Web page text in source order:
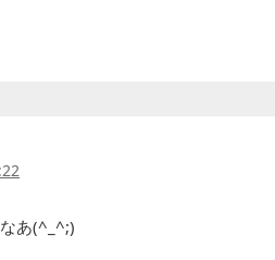
あ(^_^;)